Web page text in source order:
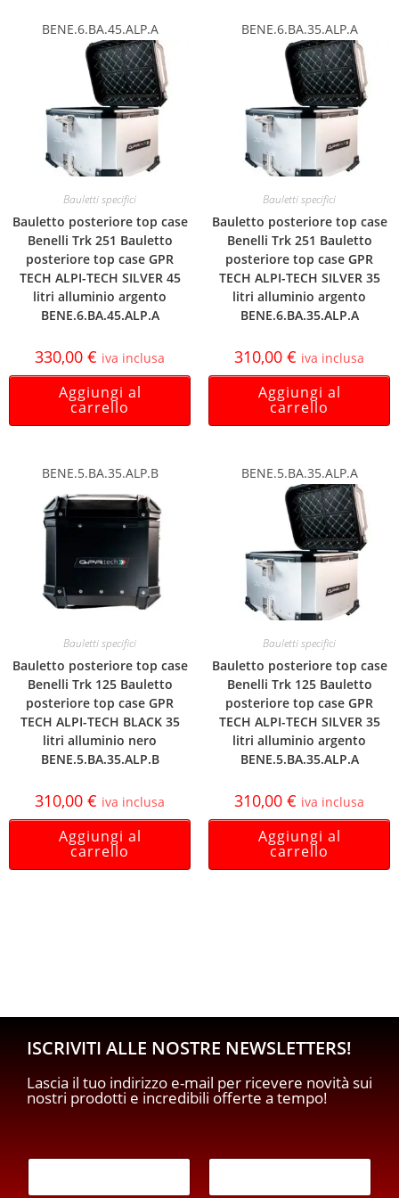
BENE.6.BA.45.ALP.A
Bauletti specifici
Bauletto posteriore top case
Benelli Trk 251 Bauletto
posteriore top case GPR
TECH ALPI-TECH SILVER 45
litri alluminio argento
BENE.6.BA.45.ALP.A
330,00 € iva inclusa
Aggiungi al
carrello
BENE.6.BA.35.ALP.A
Bauletti specifici
Bauletto posteriore top case
Benelli Trk 251 Bauletto
posteriore top case GPR
TECH ALPI-TECH SILVER 35
litri alluminio argento
BENE.6.BA.35.ALP.A
310,00 € iva inclusa
Aggiungi al
carrello
BENE.5.BA.35.ALP.B
Bauletti specifici
Bauletto posteriore top case
Benelli Trk 125 Bauletto
posteriore top case GPR
TECH ALPI-TECH BLACK 35
litri alluminio nero
BENE.5.BA.35.ALP.B
310,00 € iva inclusa
Aggiungi al
carrello
BENE.5.BA.35.ALP.A
Bauletti specifici
Bauletto posteriore top case
Benelli Trk 125 Bauletto
posteriore top case GPR
TECH ALPI-TECH SILVER 35
litri alluminio argento
BENE.5.BA.35.ALP.A
310,00 € iva inclusa
Aggiungi al
carrello
ISCRIVITI ALLE NOSTRE NEWSLETTERS!
Lascia il tuo indirizzo e-mail per ricevere novità sui
nostri prodotti e incredibili offerte a tempo!
E